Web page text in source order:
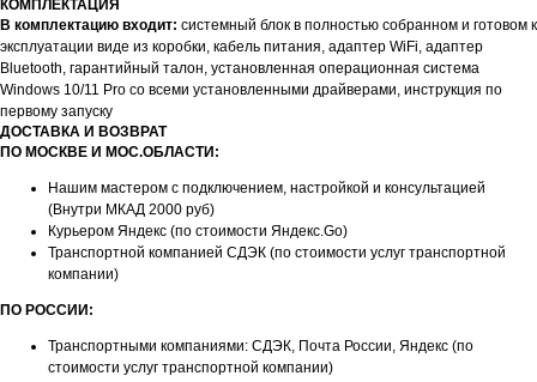
КОМПЛЕКТАЦИЯ
В комплектацию входит: системный блок в полностью собранном и готовом к
эксплуатации виде из коробки, кабель питания, адаптер WiFi, адаптер
Bluetooth, гарантийный талон, установленная операционная система
Windows 10/11 Pro со всеми установленными драйверами, инструкция по
первому запуску
ДОСТАВКА И ВОЗВРАТ
ПО МОСКВЕ И МОС.ОБЛАСТИ:
Нашим мастером с подключением, настройкой и консультацией
(Внутри МКАД 2000 руб)
Курьером Яндекс (по стоимости Яндекс.Go)
Транспортной компанией СДЭК (по стоимости услуг транспортной
компании)
ПО РОССИИ:
Транспортными компаниями: СДЭК, Почта России, Яндекс (по
стоимости услуг транспортной компании)